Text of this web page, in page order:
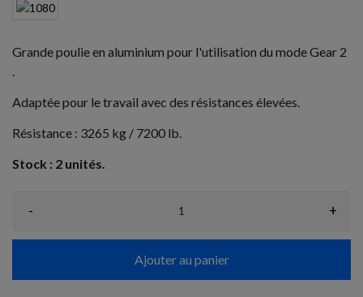
Grande poulie en aluminium pour l'utilisation du mode Gear 2
Adaptée pour le travail avec des résistances élevées.
Résistance : 3265 kg / 7200 lb.
Stock : 2 unités.
- +
Ajouter au panier